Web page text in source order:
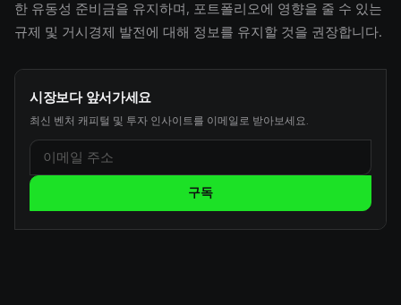
한 유동성 준비금을 유지하며, 포트폴리오에 영향을 줄 수 있는
규제 및 거시경제 발전에 대해 정보를 유지할 것을 권장합니다.
시장보다 앞서가세요
최신 벤처 캐피털 및 투자 인사이트를 이메일로 받아보세요.
구독